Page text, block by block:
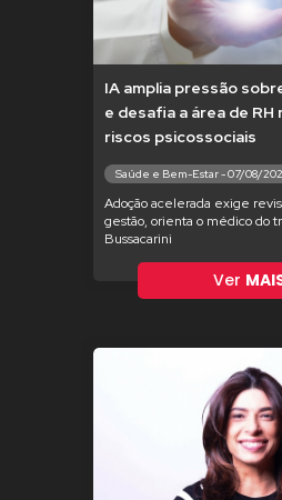
IA amplia pressão
e desafia a área de RH
riscos psicossociais
Saúde e Bem-Estar - 07/08/
Adoção acelerada exige
gestão, orienta o médico do
Bussacarini
Ver